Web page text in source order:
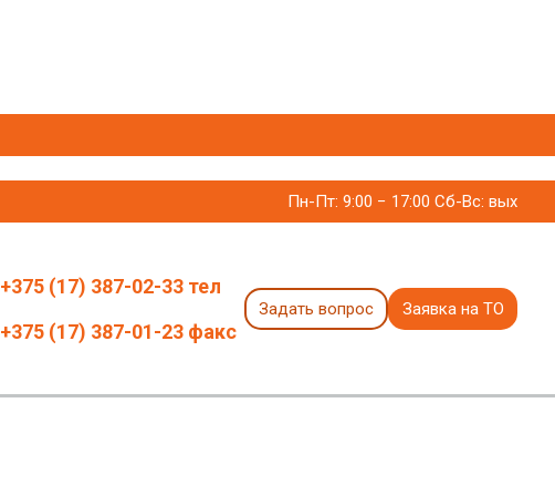
Пн-Пт: 9:00 − 17:00 Сб-Вс: вых
+375 (17) 387-02-33 тел
+375 (17) 387-01-23 факс
Задать вопрос Заявка на ТО